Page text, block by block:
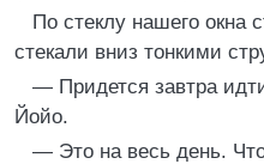
По стеклу нашего окна
стекали вниз тонкими
— Придется завтра
Йойо.
— Это на весь день.